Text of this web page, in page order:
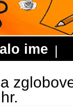
ime